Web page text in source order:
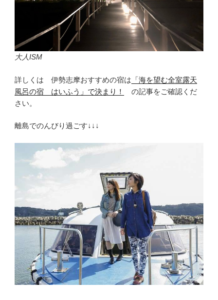
大人ISM
詳しくは 伊勢志摩おすすめの宿は 「海を望む全室露天
風呂の宿 はいふう」で決まり！
の記事をご確認くだ
さい。
離島でのんびり過ごす↓↓↓